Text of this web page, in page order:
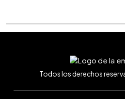
Todos los derechos